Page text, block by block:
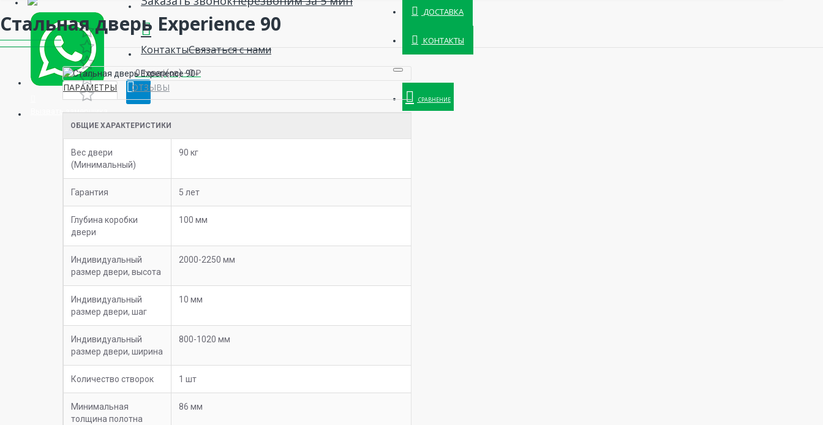
Вызвать замерщика
КонтактыСвязаться с нами
0 товар(ов) - 0 ₽
ДОСТАВКА
КОНТАКТЫ
СРАВНЕНИЕ
Стальная дверь Experience 90
ПАРАМЕТРЫ ОТЗЫВЫ
ОБЩИЕ ХАРАКТЕРИСТИКИ
Вес двери
(Минимальный)
90 кг
Гарантия 5 лет
Глубина коробки
двери
100 мм
Индивидуальный
размер двери, высота
2000-2250 мм
Индивидуальный
размер двери, шаг
10 мм
Индивидуальный
размер двери, ширина
800-1020 мм
Количество створок 1 шт
Минимальная
толщина полотна
86 мм